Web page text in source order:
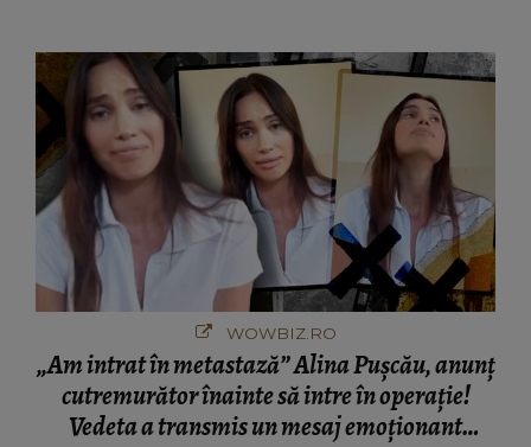
WOWBIZ.RO
„Am intrat în metastază” Alina Pușcău, anunț
cutremurător înainte să intre în operație!
Vedeta a transmis un mesaj emoționant